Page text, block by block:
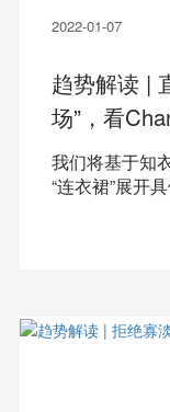
2022-01-07
趋势解读 |
场”，看
我们将基于知
“连衣裙”展开